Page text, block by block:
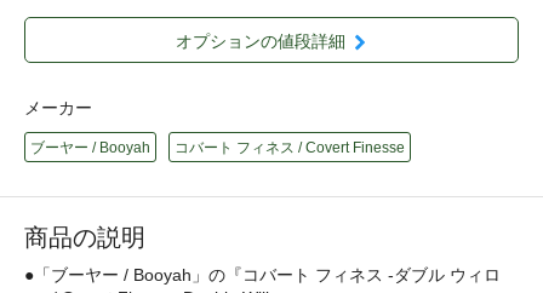
オプションの値段詳細
メーカー
ブーヤー / Booyah コバート フィネス / Covert Finesse
商品の説明
●「ブーヤー / Booyah」の『コバート フィネス -ダブル ウィロ